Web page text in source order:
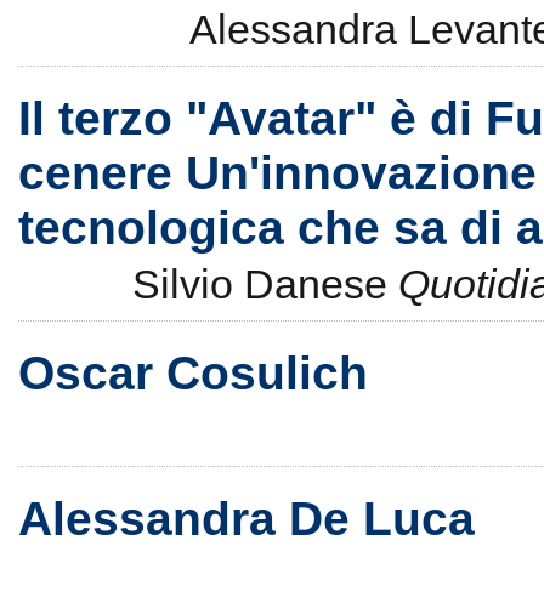
Alessandra
Il terzo "Avatar" è di
cenere Un'innovazione
tecnologica che sa di
Silvio Danese
Oscar Cosulich
Alessandra De Luca